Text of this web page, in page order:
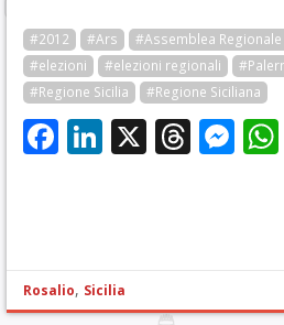
#2012 #Ars #Assemblea Regionale
#elezioni
#elezioni regionali
#Regione Sicilia
#Regione Siciliana
Facebook
LinkedIn
X
Rosalio, Sicilia